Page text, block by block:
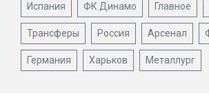
Испания ФК Динамо Главное
Трансферы Россия Арсенал
Германия Харьков Металлург